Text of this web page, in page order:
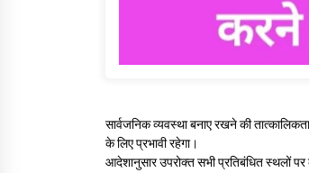
सार्वजनिक व्यवस्था बनाए रखने की
के लिए प्रभावी रहेगा।
आदेशानुसार उपरोक्त सभी प्रतिबंधित स्थलों पर